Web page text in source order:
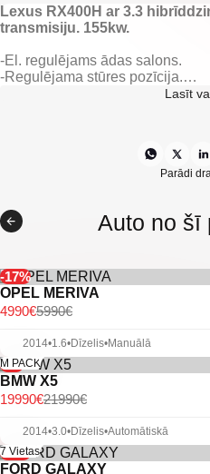
Lexus RX400H ar 3.3
transmisiju. 155kw.
-El. regulējams ādas salons.
-Regulējama stūres pozīcija.
-Navigācija.
-HandsFree sistēma.
-Atpakaļskata kamera.
-Miglas lukturi.
-Lukturu mazgātāji.
-U.C. ekstras.
Lasīt
Parādi
Auto no šī
-17%
OPEL MERIVA
5990€
4990€
2014•1.6•Dīzelis•Manuālā
-9%
M PACK
BMW X5
21990€
19990€
2014•3.0•Dīzelis•Automātiskā
-14%
7 Vietas
FORD GALAXY